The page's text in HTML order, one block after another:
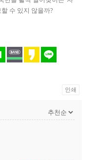
할 수 있지 않을까?
인쇄